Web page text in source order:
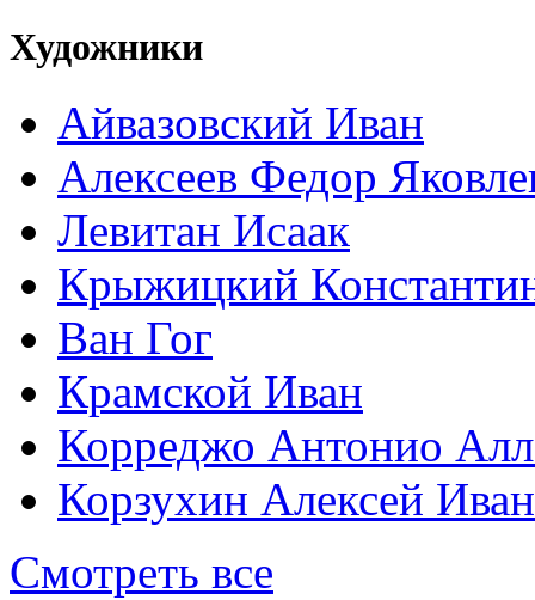
Художники
Айвазовский Иван
Алексеев Федор
Левитан Исаак
Крыжицкий
Ван Гог
Крамской Иван
Корреджо Антонио
Корзухин Алексей
Смотреть все